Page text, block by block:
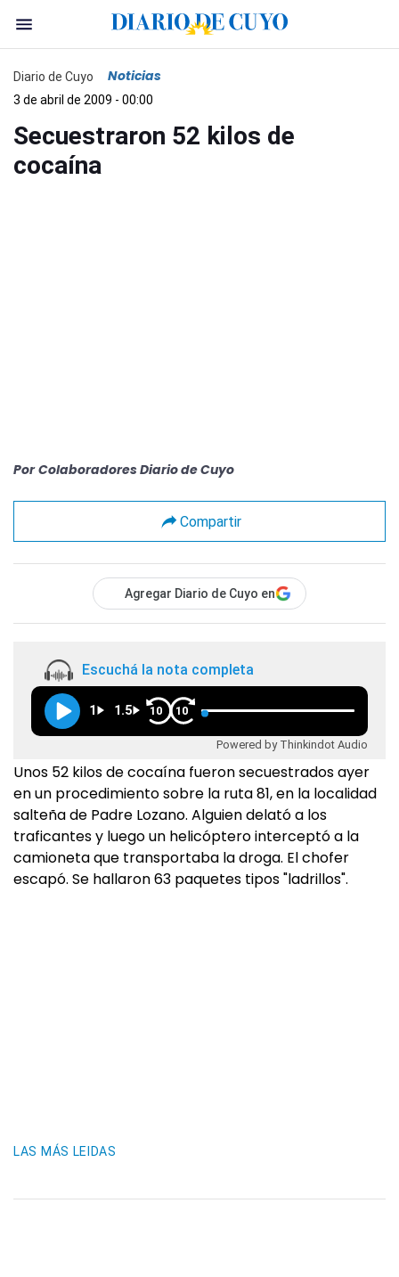
Diario de Cuyo Noticias
3 de abril de 2009 - 00:00
Secuestraron 52 kilos de
cocaína
Por Colaboradores Diario de Cuyo
Compartir
Agregar Diario de Cuyo en
Escuchá la nota completa
1 1.5 10 10
Powered by Thinkindot Audio
Unos 52 kilos de cocaína fueron secuestrados ayer
en un procedimiento sobre la ruta 81, en la localidad
salteña de Padre Lozano. Alguien delató a los
traficantes y luego un helicóptero interceptó a la
camioneta que transportaba la droga. El chofer
escapó. Se hallaron 63 paquetes tipos "ladrillos".
LAS MÁS LEIDAS